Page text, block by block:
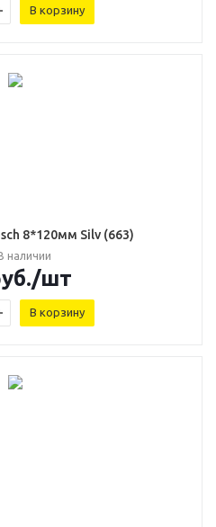
В корзину
8*120мм Silv (663)
наличии
/шт
В корзину